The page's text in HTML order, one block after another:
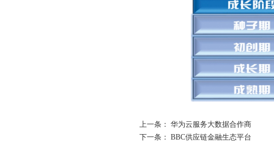
上一条： 华为云服务大数据合作商
下一条： BBC供应链金融生态平台